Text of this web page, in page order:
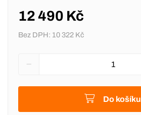
12 490 Kč
Bez DPH: 10 322 Kč
Do košíku